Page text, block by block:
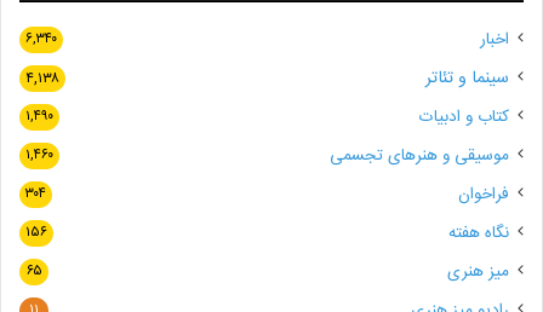
اخبار ۶,۳۴۰
سینما و تئاتر ۴,۱۳۸
کتاب و ادبیات ۱,۴۹۰
موسیقی و هنرهای تجسمی ۱,۴۶۰
فراخوان ۳۰۴
نگاه هفته ۱۵۶
میز هنری ۶۵